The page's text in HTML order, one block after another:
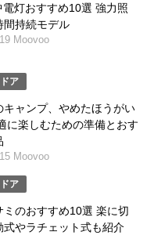
電灯おすすめ10選 強力照
間持続モデル
Moovoo
ア
キャンプ、やめたほうがい
に楽しむための準備とおす
Moovoo
ア
ミのおすすめ10選 楽に切
式やラチェット式も紹介